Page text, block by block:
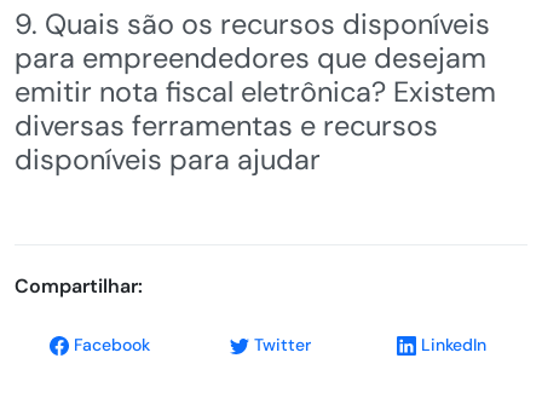
9. Quais são os recursos disponíveis
para empreendedores que desejam
emitir nota fiscal eletrônica? Existem
diversas ferramentas e recursos
disponíveis para ajudar
Compartilhar:
Facebook Twitter LinkedIn